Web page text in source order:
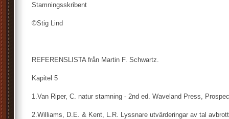
Stamningsskribent
©Stig Lind
REFERENSLISTA från Martin F. Schwartz.
Kapitel 5
1.Van Riper, C. natur stamning - 2nd ed. Waveland Press,
2.Williams, D.E. & Kent, L.R. Lyssnare utvärderingar av tal